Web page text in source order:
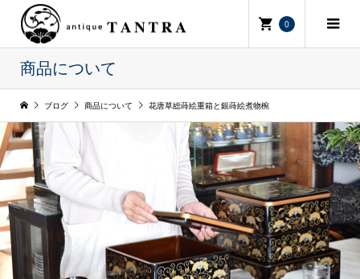
0
商品について
ブログ 商品について 花唐草総蒔絵重箱と銀蒔絵煮物椀